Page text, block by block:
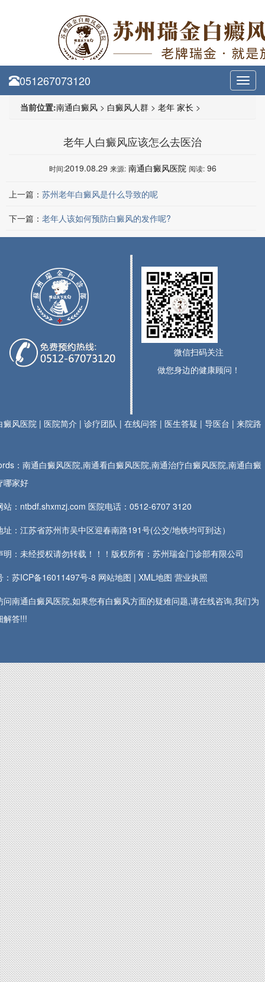
051267073120
当前位置:南通白癜风 > 白癜风人群 > 老年 家长 >
老年人白癜风应该怎么去医治
时间:2019.08.29 来源: 南通白癜风医院 阅读: 96
上一篇： 苏州老年白癜风是什么导致的呢
下一篇： 老年人该如何预防白癜风的发作呢?
微信扫码关注
做您身边的健康顾问！
癜风医院 | 医院简介 |诊疗团队 |在线问答 | 医生答疑 |导医台 |来院路
：南通白癜风医院,南通看白癜风医院,南通治疗白癜风医院,南通白癜
哪家好
站：ntbdf.shxmzj.com 医院电话：0512-6707 3120
址：江苏省苏州市吴中区迎春南路191号(公交/地铁均可到达）
明：未经授权请勿转载！！！版权所有：苏州瑞金门诊部有限公司
：苏ICP备16011497号-8 网站地图 |XML地图 营业执照
问南通白癜风医院,如果您有白癜风方面的疑难问题,请在线咨询,我们为
解答!!!